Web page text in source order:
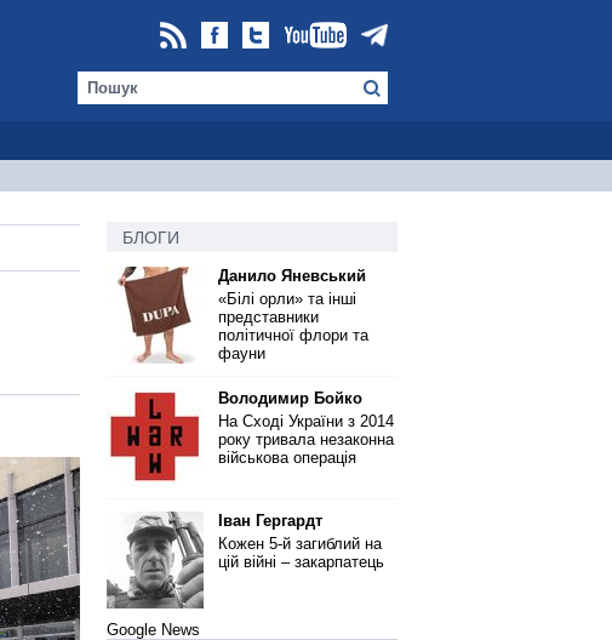
БЛОГИ
Данило Яневський
«Білі орли» та інші
представники
політичної флори та
фауни
Володимир Бойко
На Сході України з 2014
року тривала незаконна
військова операція
Іван Гергардт
Кожен 5-й загиблий на
цій війні – закарпатець
Google News